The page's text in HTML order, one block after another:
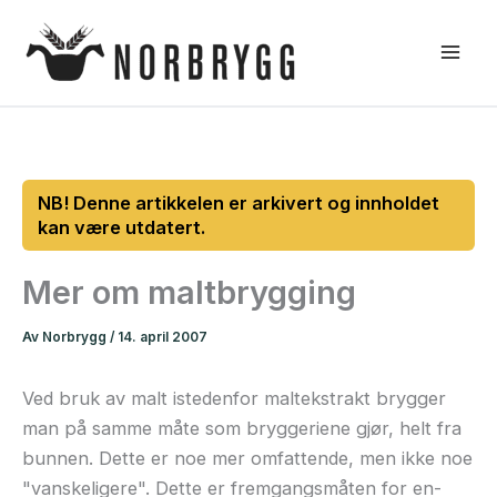
rett
Mer om maltbrygging
Av Norbrygg / 14. april 2007
Ved bruk av malt istedenfor maltekstrakt brygger
man på samme måte som bryggeriene gjør, helt fra
bunnen. Dette er noe mer omfattende, men ikke noe
"vanskeligere". Dette er fremgangsmåten for en-